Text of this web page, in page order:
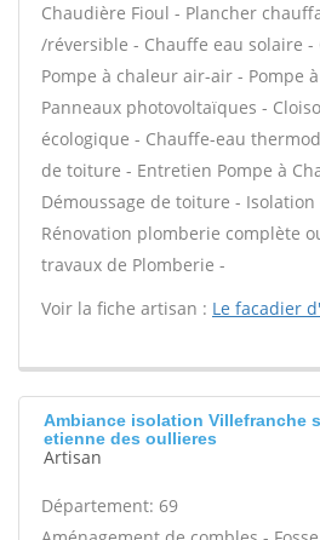
Chaudière Fioul - Plancher
/réversible - Chauffe eau solaire -
Pompe à chaleur air-air - Pompe
Panneaux photovoltaïques -
écologique - Chauffe-eau
de toiture - Entretien Pompe à
Démoussage de toiture -
Rénovation plomberie complète
travaux de Plomberie -
Voir la fiche artisan : Le facadier
Ambiance isolation Villefranche
etienne des oullieres
Artisan
Département: 69